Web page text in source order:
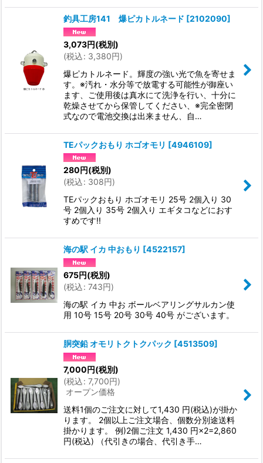
釣具工房141 爆ピカトルネード [2102090]
3,073円(税別)
(税込: 3,380円)
爆ピカトルネード。輝度の強い光で魚を寄せま
す。※汚れ・水分等で放電する可能性が御座い
ます、ご使用後は真水にて洗浄を行い、十分に
乾燥させてから保管してください、※完全密閉
式なので電池交換は出来ません、自…
TEパックおもり ホゴオモリ [4946109]
280円(税別)
(税込: 308円)
TEパックおもり ホゴオモリ 25号 2個入り 30
号 2個入り 35号 2個入り エギタコなどにおす
すめです!!
海の駅 イカ 中おもり [4522157]
675円(税別)
(税込: 743円)
海の駅 イカ 中お ボールベアリングサルカン使
用 10号 15号 20号 30号 40号 がございます。
胴突鉛 オモリトクトクパック [4513509]
7,000円(税別)
(税込: 7,700円)
オープン価格
送料1個のご注文に対して1,430 円(税込)が掛か
ります。 2個以上ご注文場合、個数分別途送料
掛かります。 例)2個ご注文 1,430 円×2=2,860
円(税込) （代引きの場合、代引き手…